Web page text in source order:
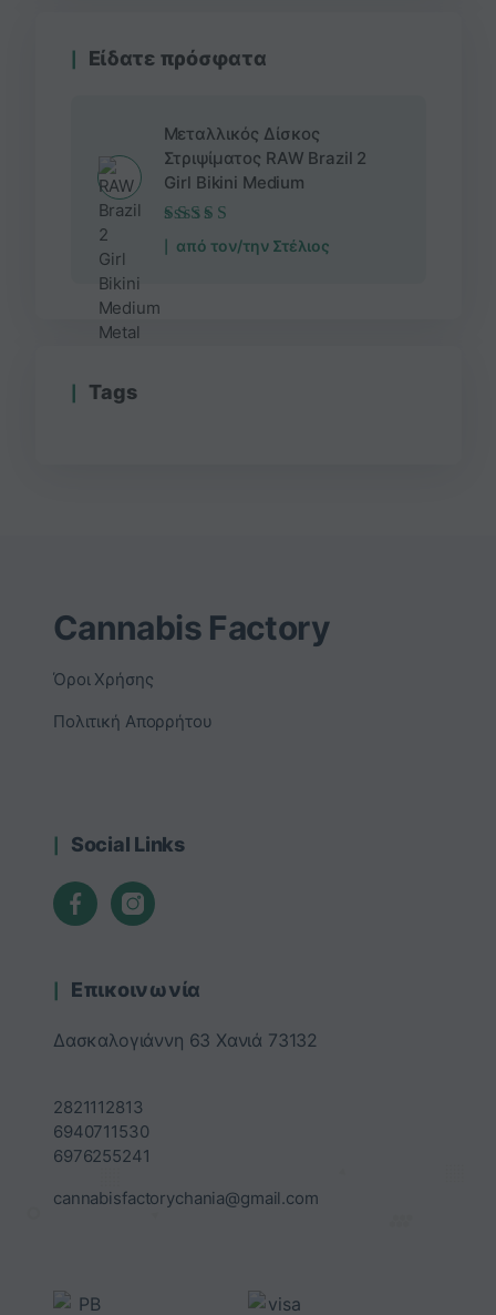
Είδατε πρόσφατα
Μεταλλικός Δίσκος
Στριψίματος RAW Brazil 2
Girl Bikini Medium
Βαθμολογήθηκε
με5από 5
από τον/την Στέλιος
Τags
Cannabis Factory
Όροι Χρήσης
Πολιτική Απορρήτου
Social Links
Επικοινωνία
Δασκαλογιάννη 63 Χανιά 73132
2821112813
6940711530
6976255241
cannabisfactorychania@gmail.com